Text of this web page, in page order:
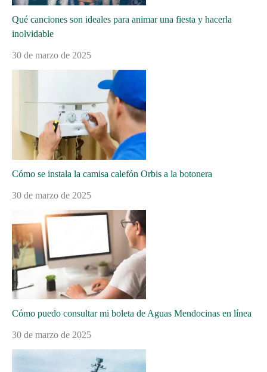
Qué canciones son ideales para animar una fiesta y hacerla
inolvidable
30 de marzo de 2025
Cómo se instala la camisa calefón Orbis a la botonera
30 de marzo de 2025
Cómo puedo consultar mi boleta de Aguas Mendocinas en línea
30 de marzo de 2025